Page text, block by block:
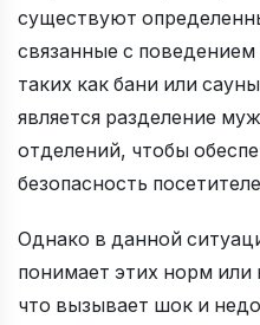
существуют
связанные с
таких как бани или
является разделение
отделений, чтобы
безопасность
Однако в данной
понимает этих норм или
что вызывает шок и